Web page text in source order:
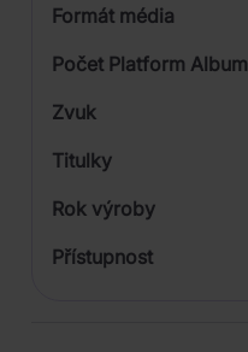
Formát média
Počet Platform Album
Zvuk
Titulky
Rok výroby
Přístupnost